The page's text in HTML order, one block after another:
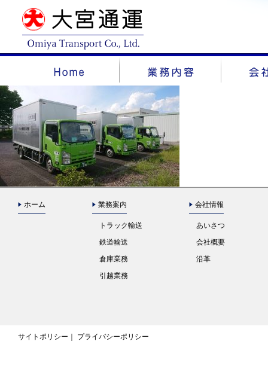
ホーム 業務案内
トラック輸送
鉄道輸送
倉庫業務
引越業務
会社情報
あいさつ
会社概要
沿革
サイトポリシー プライバシーポリシー